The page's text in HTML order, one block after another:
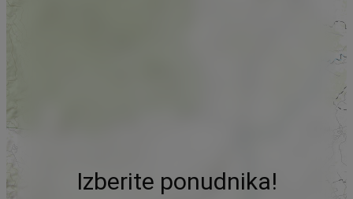
Izberite ponudnika!